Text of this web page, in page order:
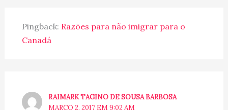
Pingback: Razões para não imigrar para o
Canadá
RAIMARK TAGINO DE SOUSA BARBOSA
MARÇO 2, 2017 EM 9:02 AM